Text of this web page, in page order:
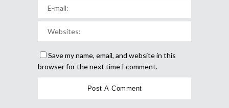
Save my name, email, and website in this
browser for the next time I comment.